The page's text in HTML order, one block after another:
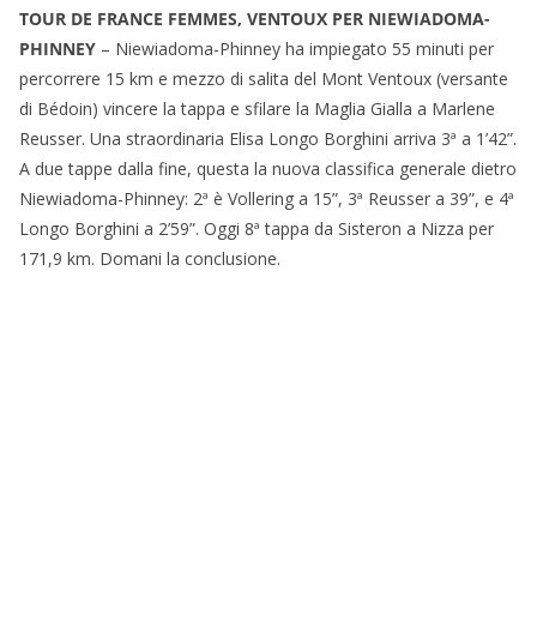
TOUR DE FRANCE FEMMES, VENTOUX PER NIEWIADOMA-
PHINNEY – Niewiadoma-Phinney ha impiegato 55 minuti per
percorrere 15 km e mezzo di salita del Mont Ventoux (versante
di Bédoin) vincere la tappa e sfilare la Maglia Gialla a Marlene
Reusser. Una straordinaria Elisa Longo Borghini arriva 3ª a 1’42”.
A due tappe dalla fine, questa la nuova classifica generale dietro
Niewiadoma-Phinney: 2ª è Vollering a 15”, 3ª Reusser a 39”, e 4ª
Longo Borghini a 2’59”. Oggi 8ª tappa da Sisteron a Nizza per
171,9 km. Domani la conclusione.